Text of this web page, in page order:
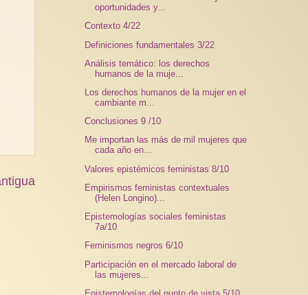
oportunidades y...
Contexto 4/22
Definiciones fundamentales 3/22
Análisis temático: los derechos
humanos de la muje...
Los derechos humanos de la mujer en el
cambiante m...
Conclusiones 9 /10
Me importan las más de mil mujeres que
cada año en...
Valores epistémicos feministas 8/10
Empirismos feministas contextuales
(Helen Longino)...
Epistemologías sociales feministas
7a/10
Feminismos negros 6/10
Participación en el mercado laboral de
las mujeres...